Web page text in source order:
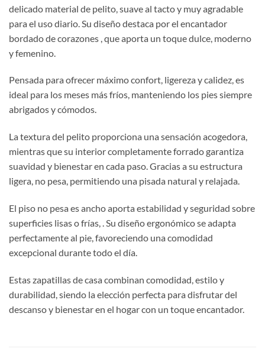
delicado material de pelito, suave al tacto y muy agradable
para el uso diario. Su diseño destaca por el encantador
bordado de corazones , que aporta un toque dulce, moderno
y femenino.
Pensada para ofrecer máximo confort, ligereza y calidez, es
ideal para los meses más fríos, manteniendo los pies siempre
abrigados y cómodos.
La textura del pelito proporciona una sensación acogedora,
mientras que su interior completamente forrado garantiza
suavidad y bienestar en cada paso. Gracias a su estructura
ligera, no pesa, permitiendo una pisada natural y relajada.
El piso no pesa es ancho aporta estabilidad y seguridad sobre
superficies lisas o frías, . Su diseño ergonómico se adapta
perfectamente al pie, favoreciendo una comodidad
excepcional durante todo el día.
Estas zapatillas de casa combinan comodidad, estilo y
durabilidad, siendo la elección perfecta para disfrutar del
descanso y bienestar en el hogar con un toque encantador.